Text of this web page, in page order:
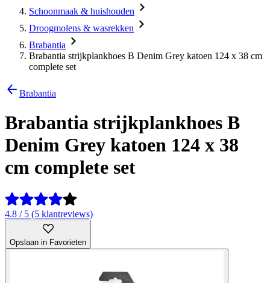
Schoonmaak & huishouden
Droogmolens & wasrekken
Brabantia
Brabantia strijkplankhoes B Denim Grey katoen 124 x 38 cm
complete set
Brabantia
Brabantia strijkplankhoes B
Denim Grey katoen 124 x 38
cm complete set
4.8 / 5 (5 klantreviews)
Opslaan in Favorieten